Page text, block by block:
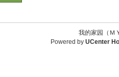
我的家园（
Powered by UCenter